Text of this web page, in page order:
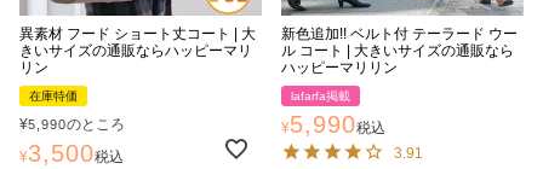
異素材 フード ショート丈コート | 大
きいサイズの通販ならハッピーマリ
リン
在庫特価
¥5,990のところ
¥3,500税込
新色追加!! ベルト付 テーラード ウー
ル コート | 大きいサイズの通販なら
ハッピーマリリン
lafarfa掲載
¥5,990税込
3.91